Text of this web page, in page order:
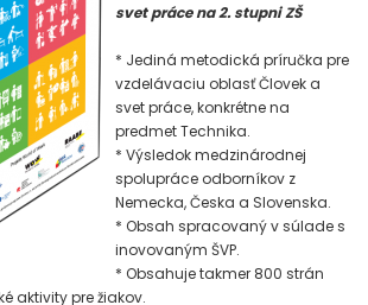
svet práce na 2. stupni ZŠ
* Jediná metodická príručka pre
vzdelávaciu oblasť Človek a
svet práce, konkrétne na
predmet Technika.
* Výsledok medzinárodnej
spolupráce odborníkov z
Nemecka, Česka a Slovenska.
* Obsah spracovaný v súlade s
inovovaným ŠVP.
* Obsahuje takmer 800 strán
aktivity pre žiakov.